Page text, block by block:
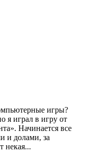
игры?
я играл в игру от
Начинается все
и долами, за
некая...